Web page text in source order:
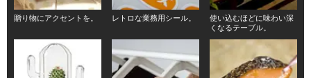
贈り物にアクセントを。 レトロな業務用シール。
使い込むほどに味わい深
くなるテーブル。